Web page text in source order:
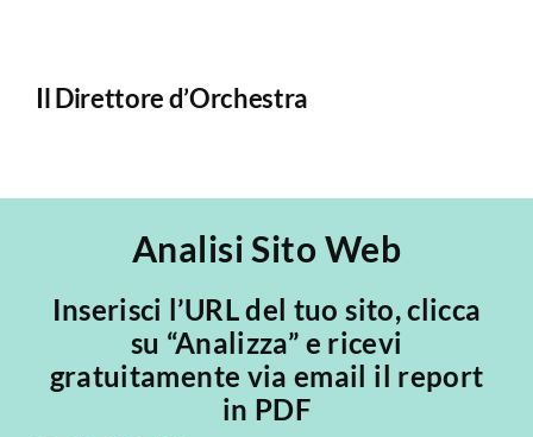
Il Direttore d’Orchestra
Analisi Sito Web
Inserisci l’URL del tuo sito, clicca
su “Analizza” e ricevi
gratuitamente via email il report
in PDF